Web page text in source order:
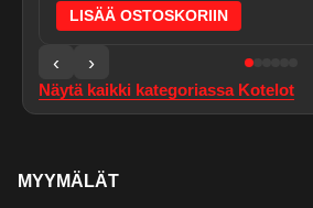
LISÄÄ OSTOSKORIIN
‹ ›
Näytä kaikki kategoriassa Kotelot
MYYMÄLÄT